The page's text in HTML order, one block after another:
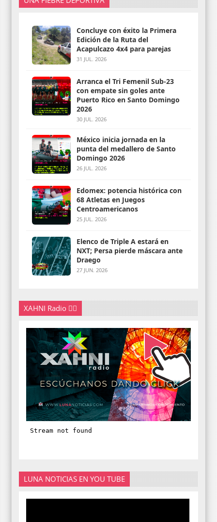
Concluye con éxito la Primera
Edición de la Ruta del
Acapulcazo 4x4 para parejas
31 JUL. 2026
Arranca el Tri Femenil Sub-23
con empate sin goles ante
Puerto Rico en Santo Domingo
2026
30 JUL. 2026
México inicia jornada en la
punta del medallero de Santo
Domingo 2026
26 JUL. 2026
Edomex: potencia histórica con
68 Atletas en Juegos
Centroamericanos
25 JUL. 2026
Elenco de Triple A estará en
NXT; Persa pierde máscara ante
Draego
27 JUN. 2026
XAHNI Radio 👇🏽
LUNA NOTICIAS EN YOU TUBE